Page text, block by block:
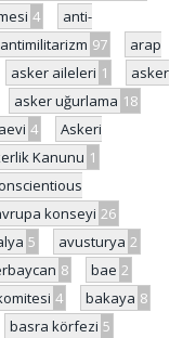
4
anti-
antimilitarizm 97
arap
asker aileleri 1
asker
asker uğurlama 18
4
Askeri
Kanunu 1
konseyi 26
5 avusturya 2
8 bae 2
4 bakaya 8
basra körfezi 5